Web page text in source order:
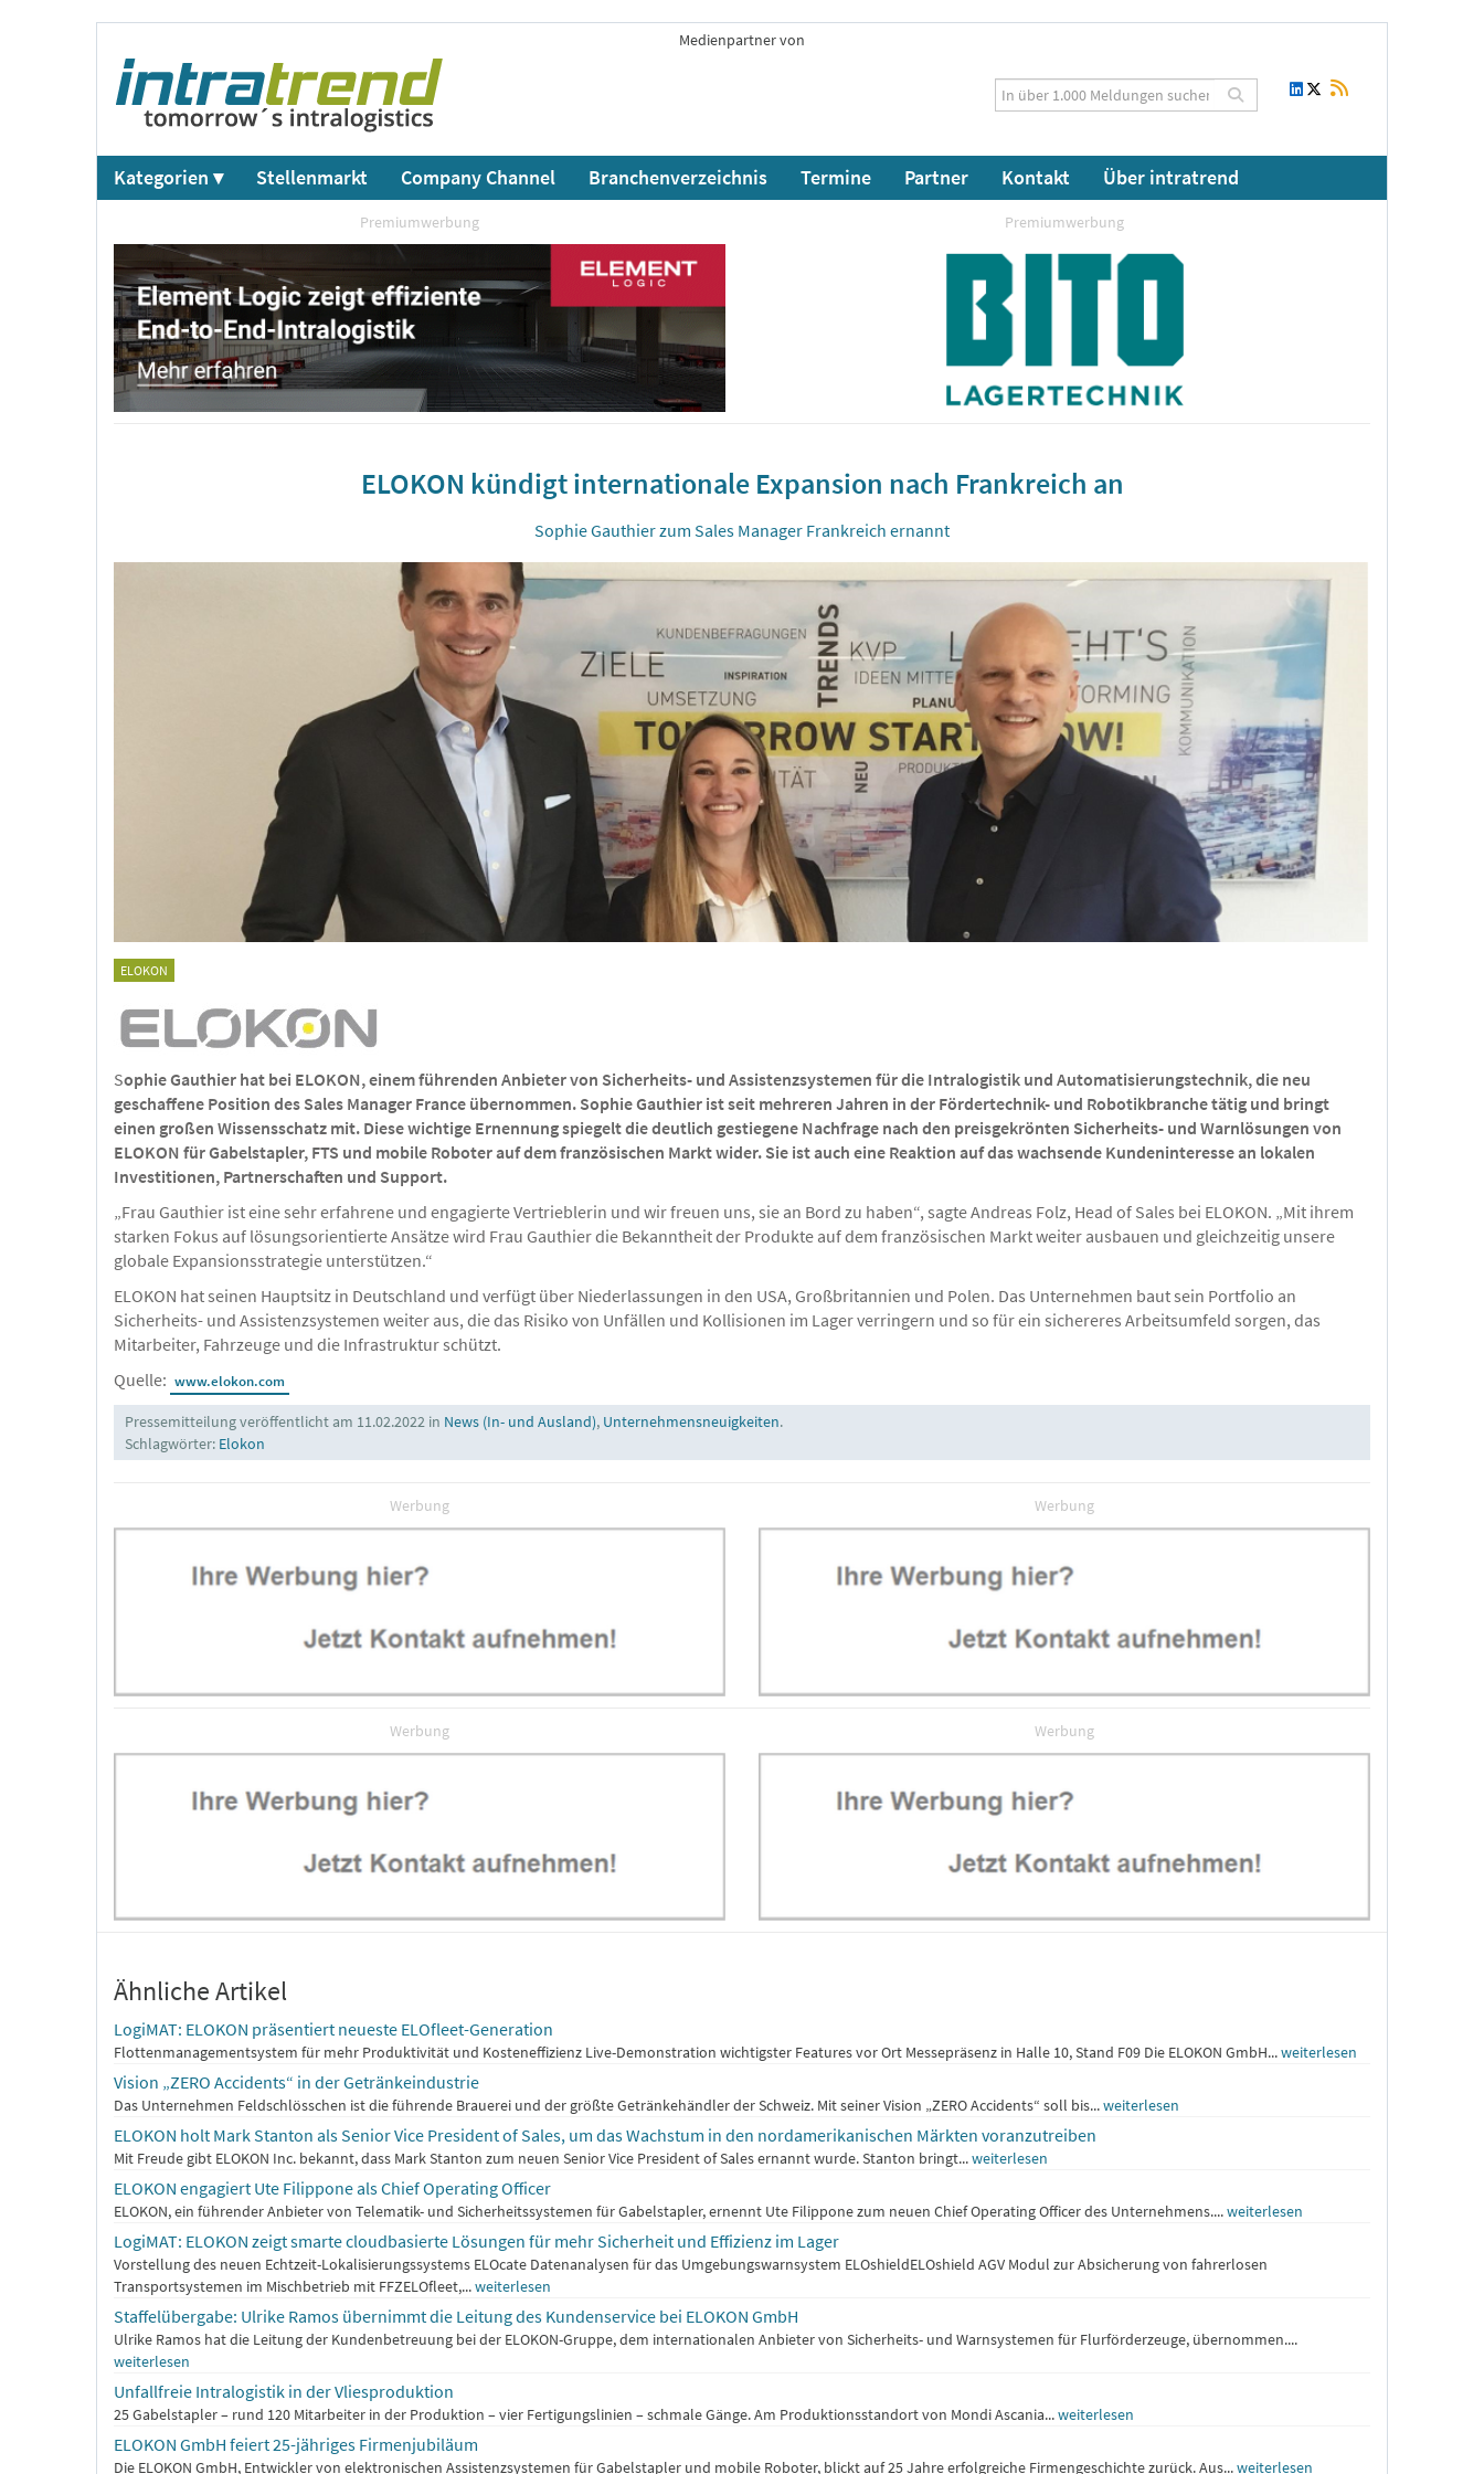
Medienpartner von
Kategorien ▾ Stellenmarkt Company Channel Branchenverzeichnis Termine Partner Kontakt Über intratrend
Premiumwerbung Premiumwerbung
ELOKON kündigt internationale Expansion nach Frankreich an
Sophie Gauthier zum Sales Manager Frankreich ernannt
ELOKON
Sophie Gauthier hat bei ELOKON, einem führenden Anbieter von Sicherheits- und Assistenzsystemen für die Intralogistik und Automatisierungstechnik, die neu
geschaffene Position des Sales Manager France übernommen. Sophie Gauthier ist seit mehreren Jahren in der Fördertechnik- und Robotikbranche tätig und bringt
einen großen Wissensschatz mit. Diese wichtige Ernennung spiegelt die deutlich gestiegene Nachfrage nach den preisgekrönten Sicherheits- und Warnlösungen von
ELOKON für Gabelstapler, FTS und mobile Roboter auf dem französischen Markt wider. Sie ist auch eine Reaktion auf das wachsende Kundeninteresse an lokalen
Investitionen, Partnerschaften und Support.
„Frau Gauthier ist eine sehr erfahrene und engagierte Vertrieblerin und wir freuen uns, sie an Bord zu haben“, sagte Andreas Folz, Head of Sales bei ELOKON. „Mit ihrem
starken Fokus auf lösungsorientierte Ansätze wird Frau Gauthier die Bekanntheit der Produkte auf dem französischen Markt weiter ausbauen und gleichzeitig unsere
globale Expansionsstrategie unterstützen.“
ELOKON hat seinen Hauptsitz in Deutschland und verfügt über Niederlassungen in den USA, Großbritannien und Polen. Das Unternehmen baut sein Portfolio an
Sicherheits- und Assistenzsystemen weiter aus, die das Risiko von Unfällen und Kollisionen im Lager verringern und so für ein sichereres Arbeitsumfeld sorgen, das
Mitarbeiter, Fahrzeuge und die Infrastruktur schützt.
Quelle: www.elokon.com
Pressemitteilung veröffentlicht am 11.02.2022 in News (In- und Ausland), Unternehmensneuigkeiten.
Schlagwörter: Elokon
Werbung Werbung
Werbung Werbung
Ähnliche Artikel
LogiMAT: ELOKON präsentiert neueste ELOfleet-Generation
Flottenmanagementsystem für mehr Produktivität und Kosteneffizienz Live-Demonstration wichtigster Features vor Ort Messepräsenz in Halle 10, Stand F09 Die ELOKON GmbH...weiterlesen
Vision „ZERO Accidents“ in der Getränkeindustrie
Das Unternehmen Feldschlösschen ist die führende Brauerei und der größte Getränkehändler der Schweiz. Mit seiner Vision „ZERO Accidents“ soll bis...weiterlesen
ELOKON holt Mark Stanton als Senior Vice President of Sales, um das Wachstum in den nordamerikanischen Märkten voranzutreiben
Mit Freude gibt ELOKON Inc. bekannt, dass Mark Stanton zum neuen Senior Vice President of Sales ernannt wurde. Stanton bringt...weiterlesen
ELOKON engagiert Ute Filippone als Chief Operating Officer
ELOKON, ein führender Anbieter von Telematik- und Sicherheitssystemen für Gabelstapler, ernennt Ute Filippone zum neuen Chief Operating Officer des Unternehmens....weiterlesen
LogiMAT: ELOKON zeigt smarte cloudbasierte Lösungen für mehr Sicherheit und Effizienz im Lager
Vorstellung des neuen Echtzeit-Lokalisierungssystems ELOcate Datenanalysen für das Umgebungswarnsystem ELOshieldELOshield AGV Modul zur Absicherung von fahrerlosen
Transportsystemen im Mischbetrieb mit FFZELOfleet,...weiterlesen
Staffelübergabe: Ulrike Ramos übernimmt die Leitung des Kundenservice bei ELOKON GmbH
Ulrike Ramos hat die Leitung der Kundenbetreuung bei der ELOKON-Gruppe, dem internationalen Anbieter von Sicherheits- und Warnsystemen für Flurförderzeuge, übernommen....
weiterlesen
Unfallfreie Intralogistik in der Vliesproduktion
25 Gabelstapler – rund 120 Mitarbeiter in der Produktion – vier Fertigungslinien – schmale Gänge. Am Produktionsstandort von Mondi Ascania...weiterlesen
ELOKON GmbH feiert 25-jähriges Firmenjubiläum
Die ELOKON GmbH, Entwickler von elektronischen Assistenzsystemen für Gabelstapler und mobile Roboter, blickt auf 25 Jahre erfolgreiche Firmengeschichte zurück. Aus...weiterlesen